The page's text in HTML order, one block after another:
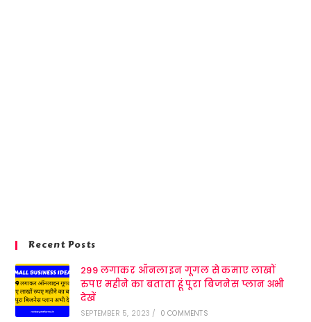
Recent Posts
299 लगाकर ऑनलाइन गूगल से कमाए लाखों
रुपए महीने का बताता हूं पूरा बिजनेस प्लान अभी
देखें
SEPTEMBER 5, 2023 / 0 COMMENTS